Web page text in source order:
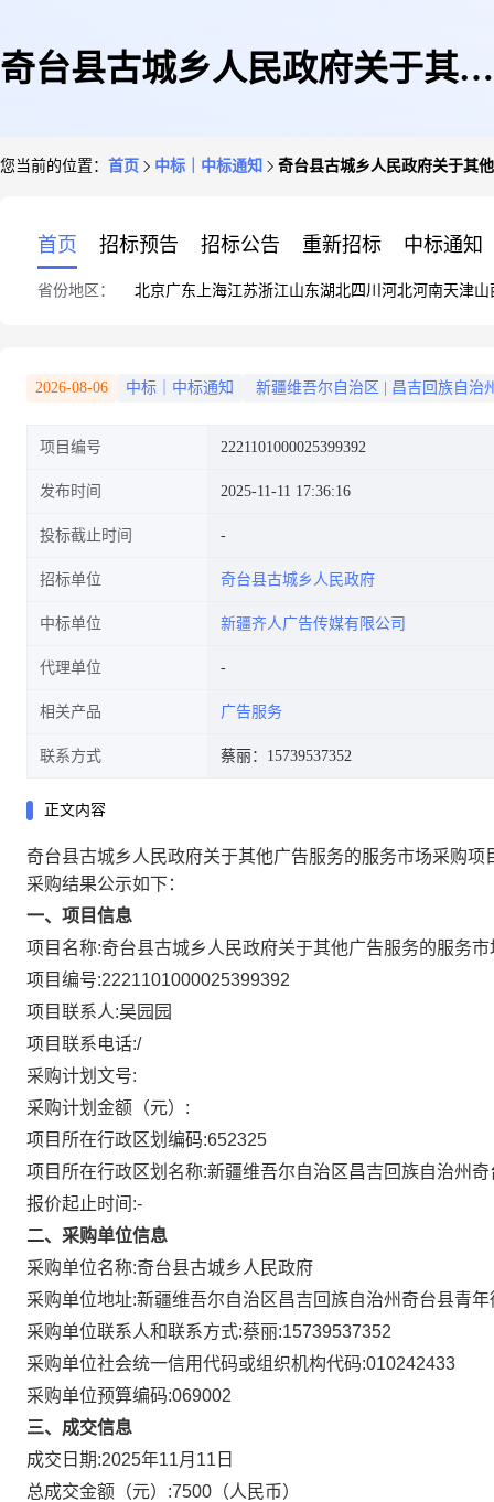
奇台县古城乡人民政府关于其他
您当前的位置： 首页 中标｜中标通知 奇台县古城乡人民政府关于其
首页 招标预告 招标公告 重新招标 中标通知
省份地区： 北京广东 上海江苏浙江山东湖北四川 河北河南天津山
2026-08-06 中标｜中标通知 新疆维吾尔自治区 昌吉回族自治
项目编号 2221101000025399392
发布时间 2025-11-11 17:36:16
投标截止时间
招标单位 奇台县古城乡人民政府
中标单位 新疆齐人广告传媒有限公司
代理单位
相关产品 广告服务
联系方式 蔡丽：15739537352
正文内容
奇台县古城乡人民政府关于其他广告服务的服务市场采购项
采购结果公示如下：
一、项目信息
项目名称:奇台县古城乡人民政府关于其他广告服务的服务
项目编号:2221101000025399392
项目联系人:吴园园
项目联系电话:/
采购计划文号:
采购计划金额（元）:
项目所在行政区划编码:652325
项目所在行政区划名称:新疆维吾尔自治区昌吉回族自治州奇
报价起止时间:-
二、采购单位信息
采购单位名称:奇台县古城乡人民政府
采购单位地址:新疆维吾尔自治区昌吉回族自治州奇台县青年
采购单位联系人和联系方式:蔡丽:15739537352
采购单位社会统一信用代码或组织机构代码:010242433
采购单位预算编码:069002
三、成交信息
成交日期:2025年11月11日
总成交金额（元）:7500 （人民币）